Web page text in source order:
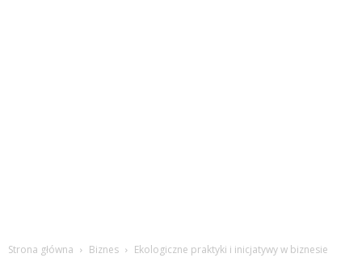
Strona główna Biznes Ekologiczne praktyki i inicjatywy w biznesie